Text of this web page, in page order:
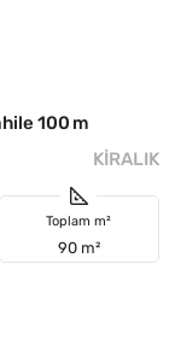
100 m
KIRALIK
Toplam m²
90 m²